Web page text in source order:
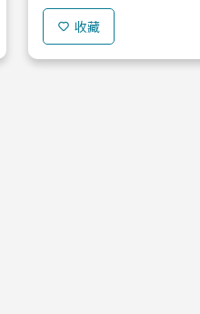
13%，在部分開發中國家
採購預...
收藏